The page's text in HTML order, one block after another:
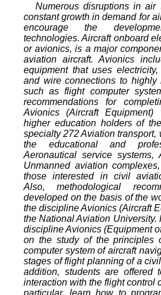
Numerous disruptions in air
constant growth in demand for
encourage the
technologies. Aircraft onboard
or avionics, is a major
aviation aircraft. Avionics
equipment that uses
and wire connections to highly
such as flight computer
recommendations for
Avionics (Aircraft
higher education holders of
specialty 272 Aviation transport,
the educational and
Aeronautical service systems,
Unmanned aviation
those interested in civil
Also, methodological
developed on the basis of the
the discipline Avionics (Aircraft
the National Aviation University.
discipline Avionics (Equipment
on the study of the principles
computer system of aircraft
stages of flight planning of a
addition, students are offered
interaction with the flight control
particular, learn how to